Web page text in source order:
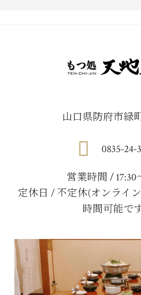
山口県防府市緑
0835-24-
営業時間 / 17:30
定休日 / 不定休(オンライ
時間可能で